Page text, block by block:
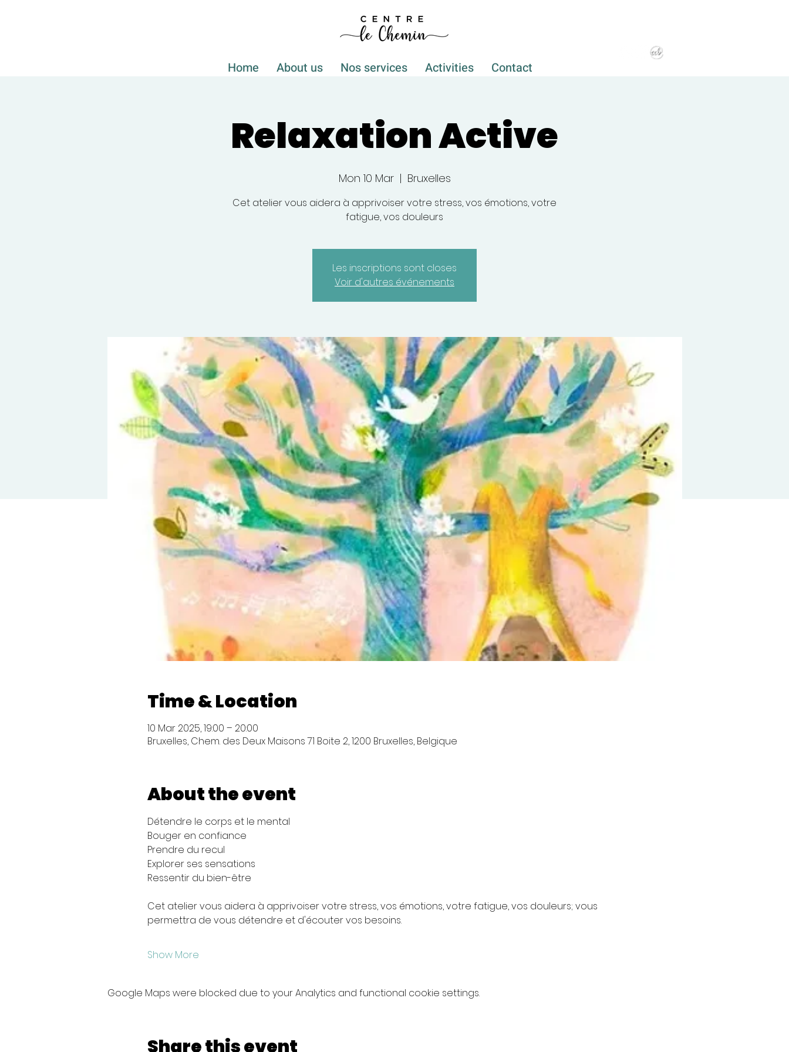
Home About us Nos services Activities Contact
Relaxation Active
Mon 10 Mar
  |
Bruxelles
Cet atelier vous aidera à apprivoiser votre stress, vos émotions, votre
fatigue, vos douleurs
Les inscriptions sont closes
Voir d'autres événements
Time & Location
10 Mar 2025, 19:00 – 20:00
Bruxelles, Chem. des Deux Maisons 71 Boite 2, 1200 Bruxelles, Belgique
About the event
Détendre le corps et le mental
Bouger en confiance
Prendre du recul
Explorer ses sensations
Ressentir du bien-être
Cet atelier vous aidera à apprivoiser votre stress, vos émotions, votre fatigue, vos douleurs; vous
permettra de vous détendre et d'écouter vos besoins.
Show More
Google Maps were blocked due to your Analytics and functional cookie settings.
Share this event